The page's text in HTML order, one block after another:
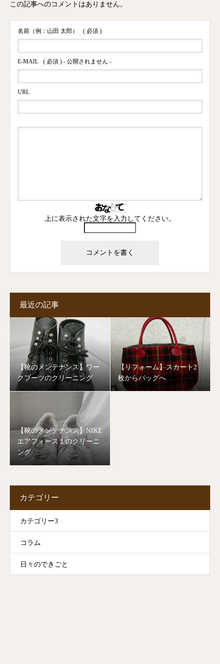
この記事へのコメントはありません。
名前（例：山田 太郎） ( 必須 )
E-MAIL ( 必須 ) - 公開されません -
URL
上に表示された文字を入力してください。
最近の記事
【靴のメンテナンス】ワー
クブーツのクリーニング
【リフォーム】スカート2
枚からバッグへ
【靴のメンテナンス】NIKE
エアフォース１のクリーニ
ング
カテゴリー
カテゴリー3
コラム
日々のできごと